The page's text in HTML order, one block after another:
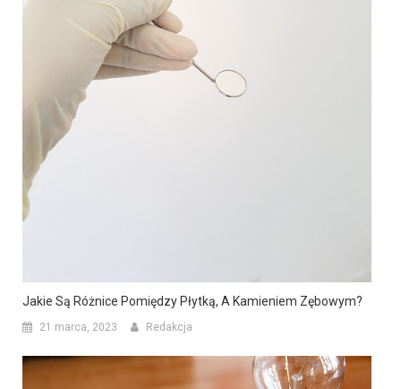
Jakie Są Różnice Pomiędzy Płytką, A Kamieniem Zębowym?
21 marca, 2023 Redakcja